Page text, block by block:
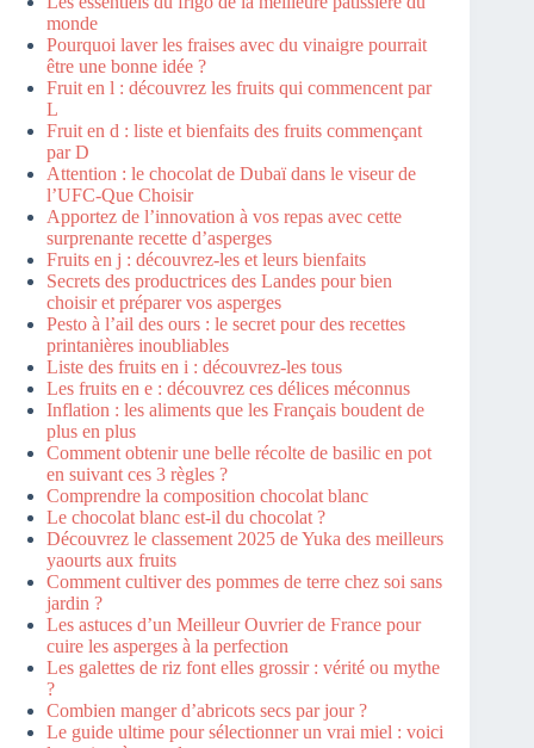
monde
Pourquoi laver les fraises avec du vinaigre pourrait
être une bonne idée ?
Fruit en l : découvrez les fruits qui commencent par
L
Fruit en d : liste et bienfaits des fruits commençant
par D
Attention : le chocolat de Dubaï dans le viseur de
l’UFC-Que Choisir
Apportez de l’innovation à vos repas avec cette
surprenante recette d’asperges
Fruits en j : découvrez-les et leurs bienfaits
Secrets des productrices des Landes pour bien
choisir et préparer vos asperges
Pesto à l’ail des ours : le secret pour des recettes
printanières inoubliables
Liste des fruits en i : découvrez-les tous
Les fruits en e : découvrez ces délices méconnus
Inflation : les aliments que les Français boudent de
plus en plus
Comment obtenir une belle récolte de basilic en pot
en suivant ces 3 règles ?
Comprendre la composition chocolat blanc
Le chocolat blanc est-il du chocolat ?
Découvrez le classement 2025 de Yuka des meilleurs
yaourts aux fruits
Comment cultiver des pommes de terre chez soi sans
jardin ?
Les astuces d’un Meilleur Ouvrier de France pour
cuire les asperges à la perfection
Les galettes de riz font elles grossir : vérité ou mythe
?
Combien manger d’abricots secs par jour ?
Le guide ultime pour sélectionner un vrai miel : voici